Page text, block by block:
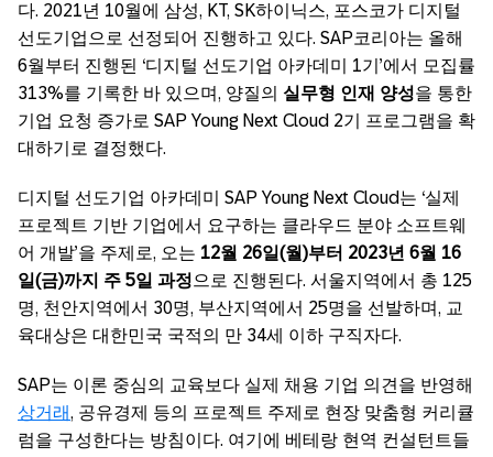
다. 2021년 10월에 삼성, KT, SK하이닉스, 포스코가 디지털
선도기업으로 선정되어 진행하고 있다. SAP코리아는 올해
6월부터 진행된 ‘디지털 선도기업 아카데미 1기’에서 모집률
313%를 기록한 바 있으며, 양질의 실무형 인재 양성을 통한
기업 요청 증가로 SAP Young Next Cloud 2기 프로그램을 확
대하기로 결정했다.
디지털 선도기업 아카데미 SAP Young Next Cloud는 ‘실제
프로젝트 기반 기업에서 요구하는 클라우드 분야 소프트웨
어 개발’을 주제로, 오는 12월 26일(월)부터 2023년 6월 16
일(금)까지 주 5일 과정으로 진행된다. 서울지역에서 총 125
명, 천안지역에서 30명, 부산지역에서 25명을 선발하며, 교
육대상은 대한민국 국적의 만 34세 이하 구직자다.
SAP는 이론 중심의 교육보다 실제 채용 기업 의견을 반영해
상거래, 공유경제 등의 프로젝트 주제로 현장 맞춤형 커리큘
럼을 구성한다는 방침이다. 여기에 베테랑 현역 컨설턴트들